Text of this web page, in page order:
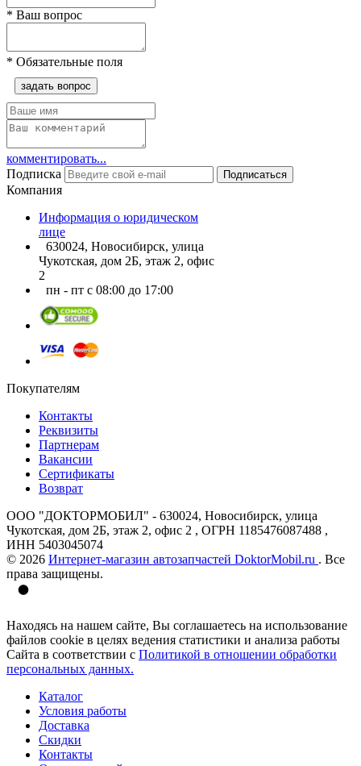
* Ваш вопрос
* Обязательные поля
задать вопрос
комментировать...
Подписка
Подписаться
Компания
Информация о юридическом
лице
630024, Новосибирск, улица
Чукотская, дом 2Б, этаж 2, офис
2
пн - пт с 08:00 до 17:00
Покупателям
Контакты
Реквизиты
Партнерам
Вакансии
Сертификаты
Возврат
ООО "ДОКТОРМОБИЛ" - 630024, Новосибирск, улица
Чукотская, дом 2Б, этаж 2, офис 2 , ОГРН 1185476087488 ,
ИНН 5403045074
© 2026 Интернет-магазин автозапчастей DoktorMobil.ru . Все
права защищены.
Находясь на нашем сайте, Вы соглашаетесь на использование
файлов cookie в целях ведения статистики и анализа работы
Сайта в соответствии с Политикой в отношении обработки
персональных данных.
Каталог
Условия работы
Доставка
Скидки
Контакты